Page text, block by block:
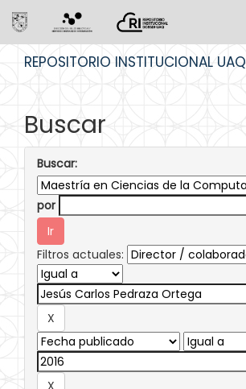
REPOSITORIO INSTITUCIONAL UAQ
Buscar
Buscar:
por
Filtros actuales: